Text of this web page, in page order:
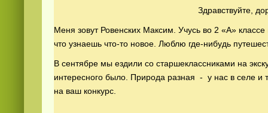
Здравствуйте,
Меня зовут Ровенских Максим. Учусь во 2 «А»
что узнаешь что-то новое. Люблю где-нибудь
В сентябре мы ездили со старшеклассниками на
интересного было. Природа разная - у нас в селе и
на ваш конкурс.
видеоонлайн